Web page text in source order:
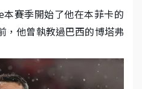
賽季開始了他在本菲卡的
，他曾執教過巴西的博塔弗